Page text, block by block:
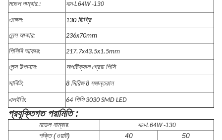
মডেল নাম্বার.: সান-L64W -130
এঙ্গেল: 130 ডিগ্রি
লেন্স আকার: 236x70mm
পিসিবি আকার: 217.7x43.5x1.5mm
লেন্স উপাদান: অপটিক্যাল গ্রেড পিসি
সার্কিট: 8 সিরিজ 8 সমান্তরাল
এলইডি: 64 পিসি 3030 SMD LED
প্রযুক্তিগত পরামিতি :
মডেল নাম্বার. সান-L64W -130
শক্তি (ওয়াট) 40
50